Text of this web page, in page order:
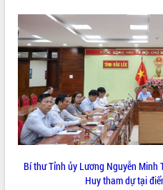
món ăn từ sầu riêng
Đắk Lắk công bố Quy hoạch và xúc
tiến đầu tư tỉnh
Ngành cá ngừ Đắk Lắk chủ động thích
ứng để giữ vững thị trường xuất khẩu
Diễn đàn Kinh tế tư nhân Việt Nam đột
phá cơ chế - Hợp tác công tư
Đề án 06 tạo bước ngoặt đột phá trong
Kết nối tour, đẩy mạnh chuyển đổi số
để phát triển du lịch Đắk Lắk
Bí thư Tỉnh ủy Lương Nguyễn Minh
Huy tham dự tại